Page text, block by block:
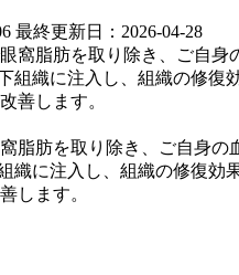
最終更新日：2026-04-28
脂肪を取り除き、ご自身の
織に注入し、組織の修復効
します。